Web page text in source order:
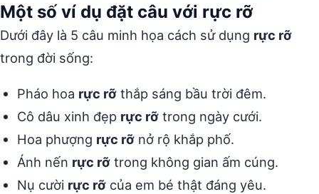
Một số ví dụ đặt câu với rực rỡ
Dưới đây là 5 câu minh họa cách sử dụng rực rỡ
trong đời sống:
Pháo hoa rực rỡ thắp sáng bầu trời đêm.
Cô dâu xinh đẹp rực rỡ trong ngày cưới.
Hoa phượng rực rỡ nở rộ khắp phố.
Ánh nến rực rỡ trong không gian ấm cúng.
Nụ cười rực rỡ của em bé thật đáng yêu.